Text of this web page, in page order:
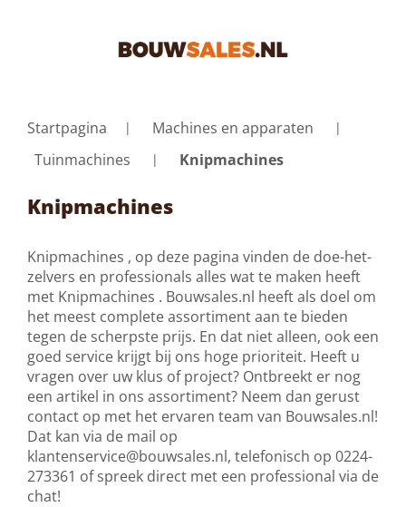
Startpagina
Machines en apparaten
Tuinmachines
Knipmachines
Knipmachines
Knipmachines , op deze pagina vinden de doe-het-
zelvers en professionals alles wat te maken heeft
met Knipmachines . Bouwsales.nl heeft als doel om
het meest complete assortiment aan te bieden
tegen de scherpste prijs. En dat niet alleen, ook een
goed service krijgt bij ons hoge prioriteit. Heeft u
vragen over uw klus of project? Ontbreekt er nog
een artikel in ons assortiment? Neem dan gerust
contact op met het ervaren team van Bouwsales.nl!
Dat kan via de mail op
klantenservice@bouwsales.nl, telefonisch op 0224-
273361 of spreek direct met een professional via de
chat!